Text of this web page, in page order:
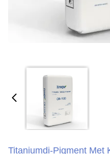
Titaniumdi-Pigment Met